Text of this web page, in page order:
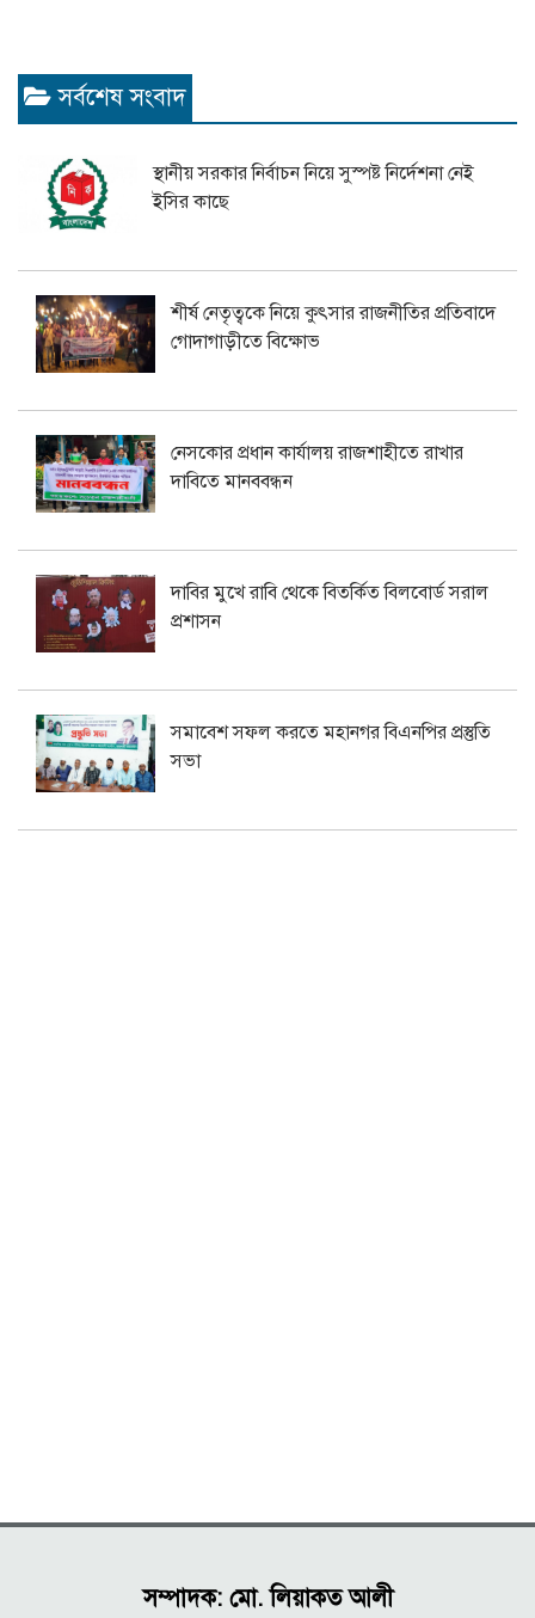
সর্বশেষ সংবাদ
স্থানীয় সরকার নির্বাচন নিয়ে সুস্পষ্ট নির্দেশনা নেই
ইসির কাছে
শীর্ষ নেতৃত্বকে নিয়ে কুৎসার রাজনীতির প্রতিবাদে
গোদাগাড়ীতে বিক্ষোভ
নেসকোর প্রধান কার্যালয় রাজশাহীতে রাখার
দাবিতে মানববন্ধন
দাবির মুখে রাবি থেকে বিতর্কিত বিলবোর্ড সরাল
প্রশাসন
সমাবেশ সফল করতে মহানগর বিএনপির প্রস্তুতি
সভা
সম্পাদক: মো. লিয়াকত আলী